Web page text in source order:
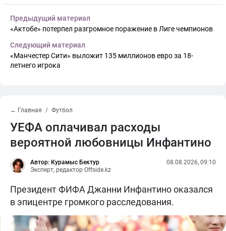
Предыдущий материал
«Актобе» потерпел разгромное поражение в Лиге чемпионов
Следующий материал
«Манчестер Сити» выложит 135 миллионов евро за 18-
летнего игрока
← Главная Футбол
УЕФА оплачивал расходы
вероятной любовницы Инфантино
Автор: Курамыс Бектур
Эксперт, редактор Offside.kz
08.08.2026, 09:10
Президент ФИФА Джанни Инфантино оказался
в эпицентре громкого расследования.